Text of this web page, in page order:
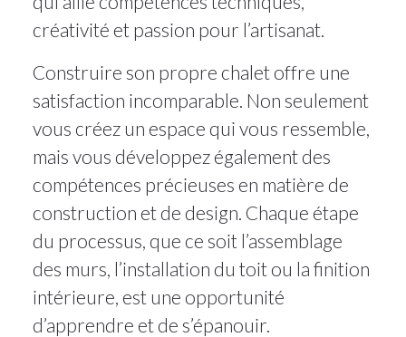
créativité et passion pour l’artisanat.
Construire son propre chalet offre une
satisfaction incomparable. Non seulement
vous créez un espace qui vous ressemble,
mais vous développez également des
compétences précieuses en matière de
construction et de design. Chaque étape
du processus, que ce soit l’assemblage
des murs, l’installation du toit ou la finition
intérieure, est une opportunité
d’apprendre et de s’épanouir.